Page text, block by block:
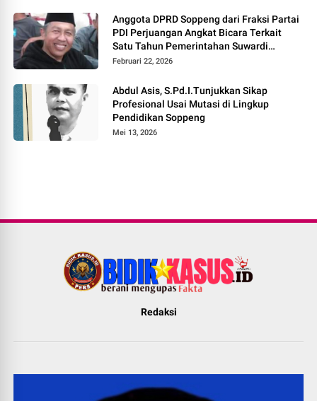
Anggota DPRD Soppeng dari Fraksi Partai
PDI Perjuangan Angkat Bicara Terkait
Satu Tahun Pemerintahan Suwardi
Haseng – Selle KS Dalle
Februari 22, 2026
Abdul Asis, S.Pd.I.Tunjukkan Sikap
Profesional Usai Mutasi di Lingkup
Pendidikan Soppeng
Mei 13, 2026
Redaksi